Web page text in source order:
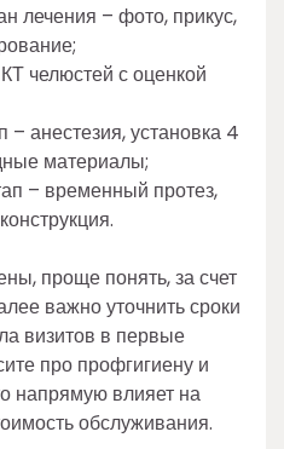
лечения – фото, прикус,
челюстей с оценкой
– анестезия, установка 4
материалы;
– временный протез,
проще понять, за счет
важно уточнить сроки
визитов в первые
про профгигиену и
напрямую влияет на
обслуживания.